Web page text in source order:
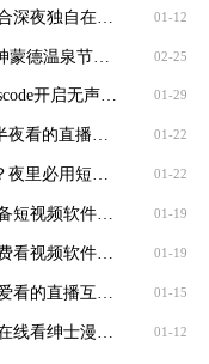
一个人免费看视频的软件 适合深夜独自在家看的视频软件大全 01-12
原神蒙德温泉节怎么玩？原神蒙德温泉节玩法攻略 02-25
vscode怎么关闭声音提示？vscode开启无声通知方法介绍 01-29
深夜直播软件哪个好？适合半夜看的直播软件大全 01-22
晚上看的短视频软件哪个好？夜里必用短视频软件大全 01-22
夜里必用短视频软件 深夜必备短视频软件大全 01-19
一个人免费观看视频软件 免费看视频软件推荐 01-19
01-15
01-12